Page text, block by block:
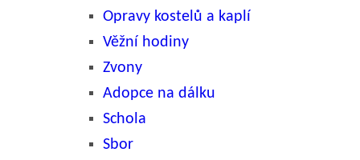
Opravy kostelů a kaplí
Věžní hodiny
Zvony
Adopce na dálku
Schola
Sbor